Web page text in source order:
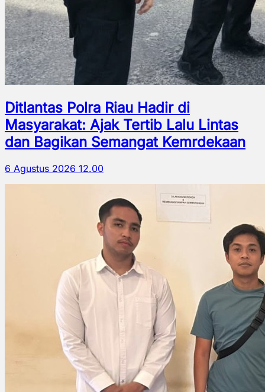
Ditlantas Polra Riau Hadir di
Masyarakat: Ajak Tertib Lalu Lintas
dan Bagikan Semangat Kemrdekaan
6 Agustus 2026 12.00